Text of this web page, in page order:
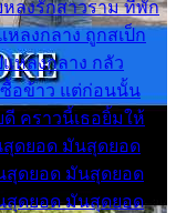
ลงรักสาวราม ที่พัก
หลงกลาง ถูกสเป็ก
แหลงกลาง กลัว
ซื้อข้าว แต่ก่อนนั้น
ดี คราวนี้เธอยิ้มให้
สุดยอด มันสุดยอด
ดยอด มันสุดยอด
ดยอด มันสุดยอด